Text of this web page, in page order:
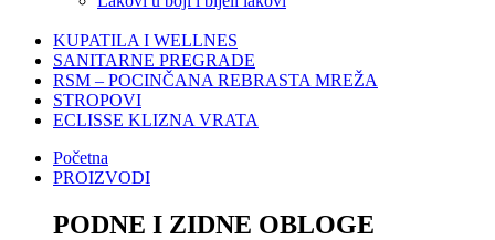
KUPATILA I WELLNES
SANITARNE PREGRADE
RSM – POCINČANA REBRASTA MREŽA
STROPOVI
ECLISSE KLIZNA VRATA
Početna
PROIZVODI
PODNE I ZIDNE OBLOGE